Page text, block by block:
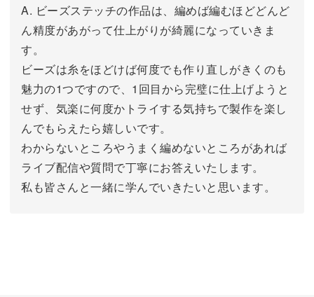
A. ビーズステッチの作品は、編めば編むほどどんど
ん精度があがって仕上がりが綺麗になっていきま
す。
ビーズは糸をほどけば何度でも作り直しがきくのも
魅力の1つですので、1回目から完璧に仕上げようと
せず、気楽に何度かトライする気持ちで製作を楽し
んでもらえたら嬉しいです。
わからないところやうまく編めないところがあれば
ライブ配信や質問で丁寧にお答えいたします。
私も皆さんと一緒に学んでいきたいと思います。